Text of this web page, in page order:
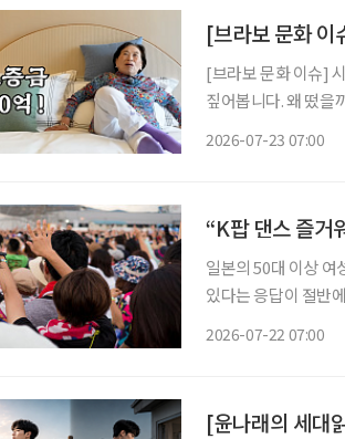
[브라보 문화
[브라보 문화 이슈]
짚어봅니다. 왜 떴을까? 초고령사회에 실버타운을 향한 관심이 높아지는 가운데, 실버타운을
2026-07-23 07:00
“K팝 댄스 즐거
일본의 50대 이상 여
있다는 응답이 절반
2026-07-22 07:00
[윤나래의 세대